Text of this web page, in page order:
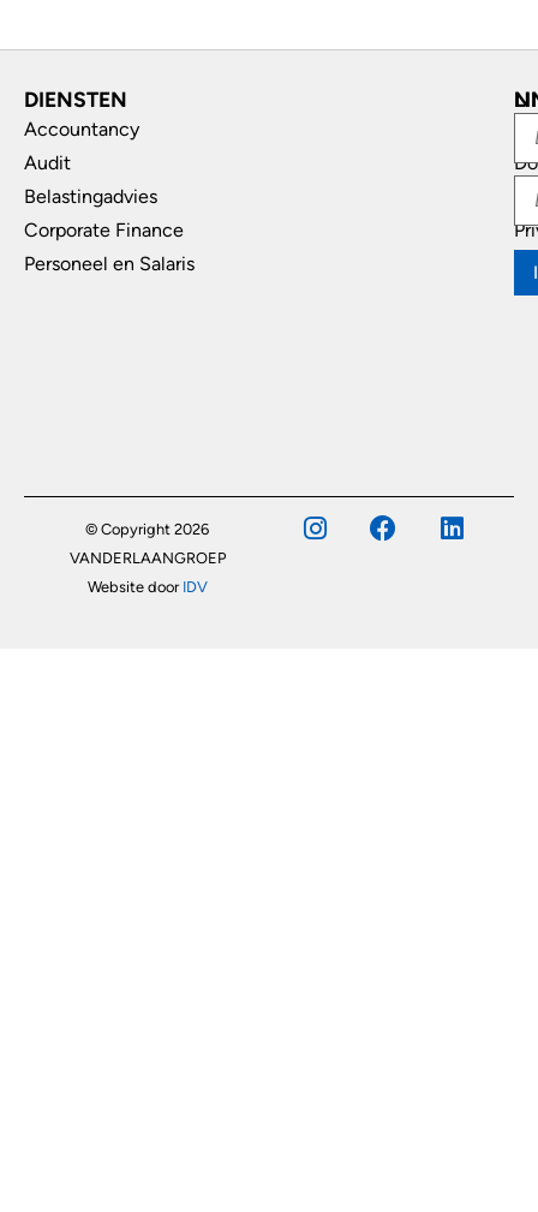
DIENSTEN
Accountancy
Audit
Belastingadvies
Corporate Finance
Personeel en Salaris
© Copyright 2026
VANDERLAANGROEP
Website door IDV